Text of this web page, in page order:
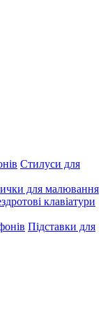
Стилуси для
для малювання
клавіатури
Підставки для